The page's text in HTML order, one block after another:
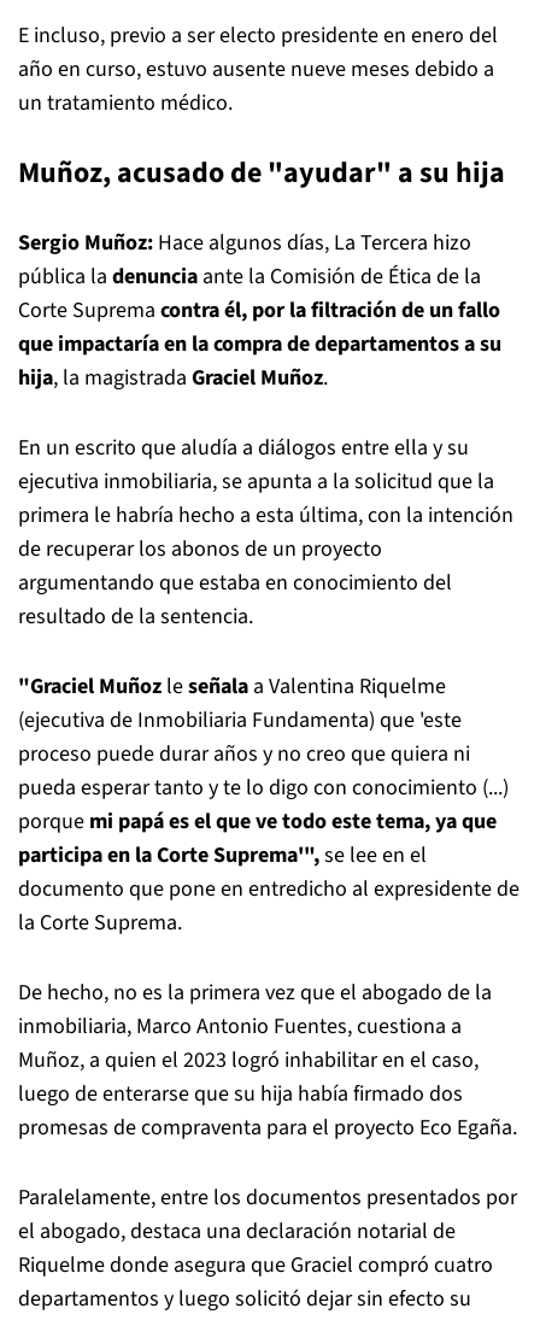
E incluso, previo a ser electo presidente en enero del
año en curso, estuvo ausente nueve meses debido a
un tratamiento médico.
Muñoz, acusado de "ayudar" a su hija
Sergio Muñoz: Hace algunos días, La Tercera hizo
pública la denuncia ante la Comisión de Ética de la
Corte Suprema contra él, por la filtración de un fallo
que impactaría en la compra de departamentos a su
hija, la magistrada Graciel Muñoz.
En un escrito que aludía a diálogos entre ella y su
ejecutiva inmobiliaria, se apunta a la solicitud que la
primera le habría hecho a esta última, con la intención
de recuperar los abonos de un proyecto
argumentando que estaba en conocimiento del
resultado de la sentencia.
"Graciel Muñoz leseñala a Valentina Riquelme
(ejecutiva de Inmobiliaria Fundamenta) que 'este
proceso puede durar años y no creo que quiera ni
pueda esperar tanto y te lo digo con conocimiento (...)
porque mi papá es el que ve todo este tema, ya que
participa en la Corte Suprema'",se lee en el
documento que pone en entredicho al expresidente de
la Corte Suprema.
De hecho, no es la primera vez que el abogado de la
inmobiliaria, Marco Antonio Fuentes, cuestiona a
Muñoz, a quien el 2023 logró inhabilitar en el caso,
luego de enterarse que su hija había firmado dos
promesas de compraventa para el proyecto Eco Egaña.
Paralelamente, entre los documentos presentados por
el abogado, destaca una declaración notarial de
Riquelme donde asegura que Graciel compró cuatro
departamentos y luego solicitó dejar sin efecto su